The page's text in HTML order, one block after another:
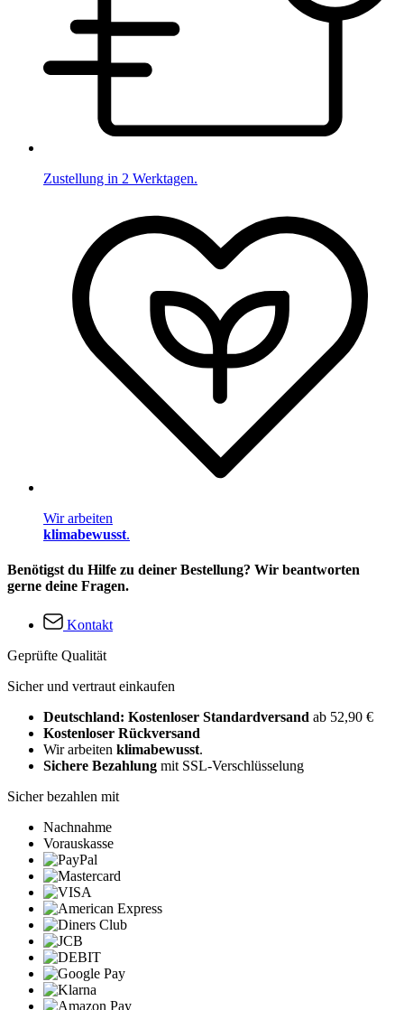
Zustellung in 2 Werktagen.
Wir arbeiten
klimabewusst.
Benötigst du Hilfe zu deiner Bestellung? Wir beantworten
gerne deine Fragen.
Kontakt
Geprüfte Qualität
Sicher und vertraut einkaufen
Deutschland: Kostenloser Standardversand ab 52,90 €
Kostenloser Rückversand
Wir arbeiten klimabewusst.
Sichere Bezahlung mit SSL-Verschlüsselung
Sicher bezahlen mit
Nachnahme
Vorauskasse